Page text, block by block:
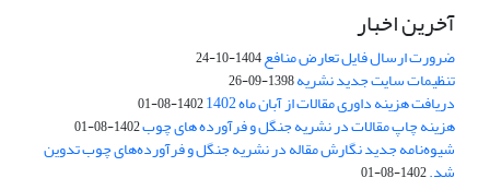
آخرین اخبار
ضرورت ارسال فایل تعارض منافع1404-10-24
تنظیمات سایت جدید نشریه1398-09-26
دریافت هزینه داوری مقالات از آبان ماه 1402 1402-08-01
هزینه چاپ مقالات در نشریه جنگل و فرآورده های چوب1402-08-01
شیوه‌نامه جدید نگارش مقاله در نشریه جنگل و فرآورده‌های چوب تدوین
شد.1402-08-01